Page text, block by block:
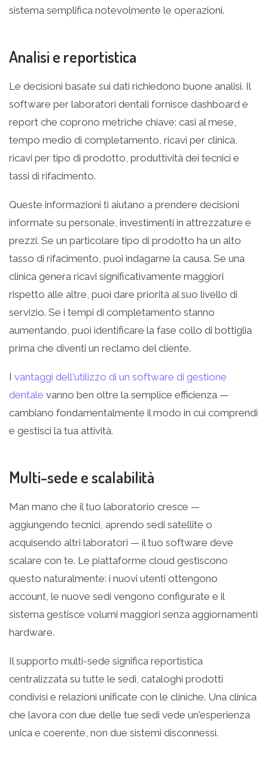
sistema semplifica notevolmente le operazioni.
Analisi e reportistica
Le decisioni basate sui dati richiedono buone analisi. Il
software per laboratori dentali fornisce dashboard e
report che coprono metriche chiave: casi al mese,
tempo medio di completamento, ricavi per clinica,
ricavi per tipo di prodotto, produttività dei tecnici e
tassi di rifacimento.
Queste informazioni ti aiutano a prendere decisioni
informate su personale, investimenti in attrezzature e
prezzi. Se un particolare tipo di prodotto ha un alto
tasso di rifacimento, puoi indagarne la causa. Se una
clinica genera ricavi significativamente maggiori
rispetto alle altre, puoi dare priorità al suo livello di
servizio. Se i tempi di completamento stanno
aumentando, puoi identificare la fase collo di bottiglia
prima che diventi un reclamo del cliente.
I vantaggi dell'utilizzo di un software di gestione
dentale vanno ben oltre la semplice efficienza —
cambiano fondamentalmente il modo in cui comprendi
e gestisci la tua attività.
Multi-sede e scalabilità
Man mano che il tuo laboratorio cresce —
aggiungendo tecnici, aprendo sedi satellite o
acquisendo altri laboratori — il tuo software deve
scalare con te. Le piattaforme cloud gestiscono
questo naturalmente: i nuovi utenti ottengono
account, le nuove sedi vengono configurate e il
sistema gestisce volumi maggiori senza aggiornamenti
hardware.
Il supporto multi-sede significa reportistica
centralizzata su tutte le sedi, cataloghi prodotti
condivisi e relazioni unificate con le cliniche. Una clinica
che lavora con due delle tue sedi vede un'esperienza
unica e coerente, non due sistemi disconnessi.